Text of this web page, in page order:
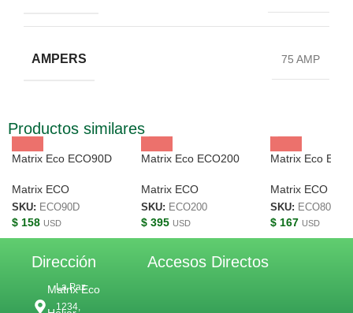
AMPERS 75 AMP
Productos similares
Matrix Eco ECO90D
Matrix ECO
SKU: ECO90D
$ 158 USD
Matrix Eco ECO200
Matrix ECO
SKU: ECO200
$ 395 USD
Matrix Eco
Matrix ECO
SKU: ECO80JI
$ 167 USD
Dirección
La Paz
1234,
Accesos Directos
Matrix Eco